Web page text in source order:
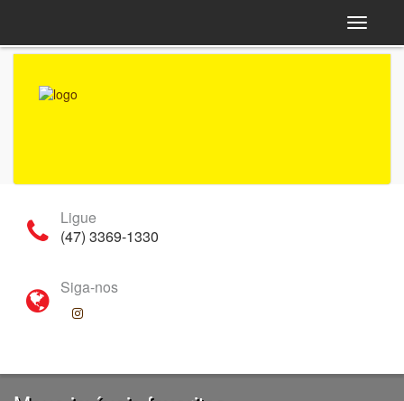
Ligue
(47) 3369-1330
Siga-nos